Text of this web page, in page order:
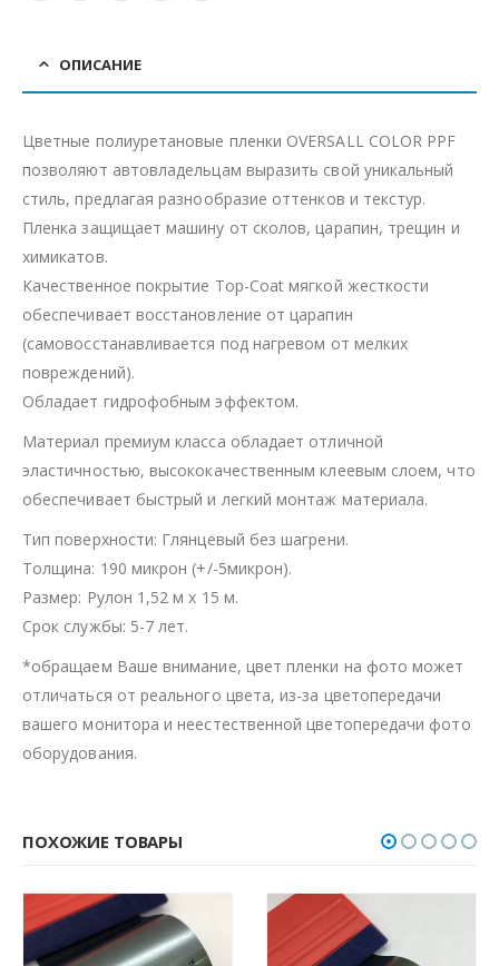
ОПИСАНИЕ
Цветные полиуретановые пленки OVERSALL COLOR PPF
позволяют автовладельцам выразить свой уникальный
стиль, предлагая разнообразие оттенков и текстур.
Пленка защищает машину от сколов, царапин, трещин и
химикатов.
Качественное покрытие Top-Coat мягкой жесткости
обеспечивает восстановление от царапин
(самовосстанавливается под нагревом от мелких
повреждений).
Обладает гидрофобным эффектом.
Материал премиум класса обладает отличной
эластичностью, высококачественным клеевым слоем, что
обеспечивает быстрый и легкий монтаж материала.
Тип поверхности: Глянцевый без шагрени.
Толщина: 190 микрон (+/-5микрон).
Размер: Рулон 1,52 м х 15 м.
Срок службы: 5-7 лет.
*обращаем Ваше внимание, цвет пленки на фото может
отличаться от реального цвета, из-за цветопередачи
вашего монитора и неестественной цветопередачи фото
оборудования.
ПОХОЖИЕ ТОВАРЫ